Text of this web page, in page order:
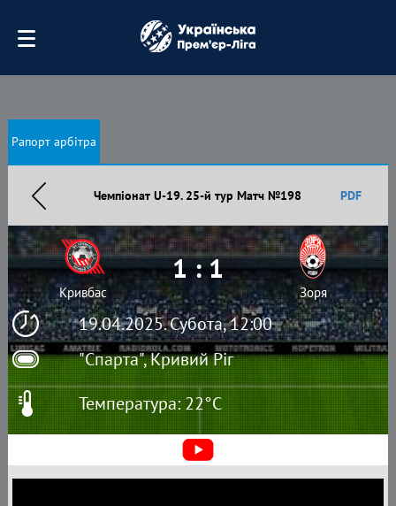
Рапорт арбітра
Чемпіонат U-19. 25-й тур Матч №198 PDF
19.04.2025. Субота, 12:00
"Спарта", Кривий Ріг
Кривбас
1 : 1
Зоря
Температура: 22°C